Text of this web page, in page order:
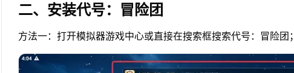
二、安装代号：冒险团
方法一：打开模拟器游戏中心或直接在搜索框搜索代号：冒险团；